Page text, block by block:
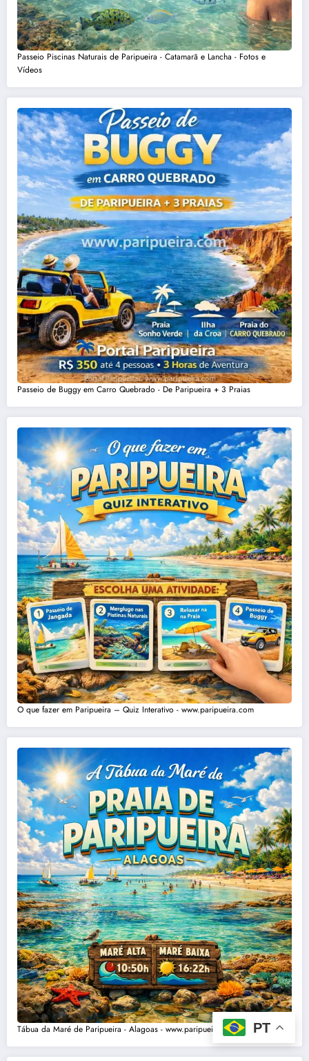
Passeio Piscinas Naturais de Paripueira - Catamarã e Lancha - Fotos e
Vídeos
Passeio de Buggy em Carro Quebrado - De Paripueira + 3 Praias
O que fazer em Paripueira – Quiz Interativo - www.paripueira.com
Tábua da Maré de Paripueira - Alagoas - www.paripueira.com PT